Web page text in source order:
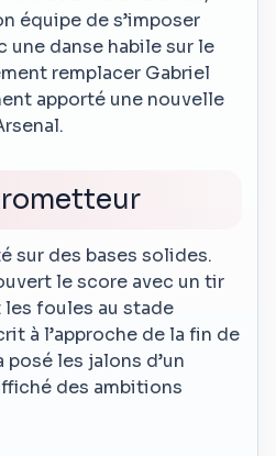
équipe de s’imposer
une danse habile sur le
remplacer Gabriel
apporté une nouvelle
sur des bases solides.
le score avec un tir
foules au stade
à l’approche de la fin de
les jalons d’un
des ambitions